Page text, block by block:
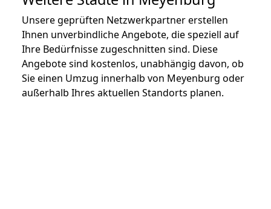
Unsere geprüften Netzwerkpartner erstellen
Ihnen unverbindliche Angebote, die speziell auf
Ihre Bedürfnisse zugeschnitten sind. Diese
Angebote sind kostenlos, unabhängig davon, ob
Sie einen Umzug innerhalb von Meyenburg oder
außerhalb Ihres aktuellen Standorts planen.